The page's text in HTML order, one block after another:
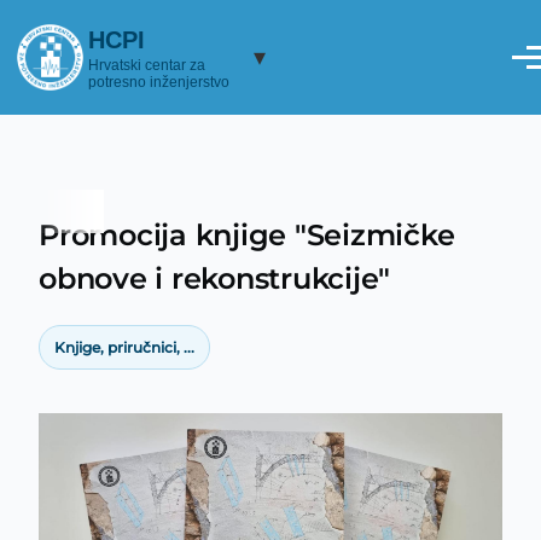
HCPI
Hrvatski centar za
potresno inženjerstvo
▾
Breadcrumb
Promocija knjige "Seizmičke
obnove i rekonstrukcije"
Knjige, priručnici, ...